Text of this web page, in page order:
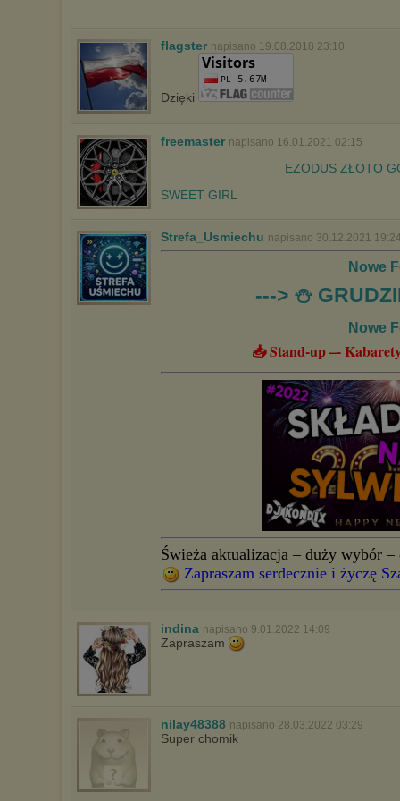
urządzeniu końcowym. Można również usunąć pliki cookies,
dokonując odpowiednich zmian w ustawieniach przeglądarki
Pełną informację na ten temat znajdziesz pod adresem
http://chomikuj.pl/PolitykaPrywatnosci.aspx
flagster napisano 19.08.2018 23:10
Dzięki
freemaster napisano 16.01.2021 02:15
EZODUS ZŁOTO
SWEET GIRL
Strefa_Usmiechu napisano 30.12.2021
Nowe
---> ⛄️
Nowe
📥 Stand-up –-
Świeża aktualizacja – duży wybór –
Zapraszam serdecznie i życzę
indina napisano 9.01.2022 14:09
Zapraszam
nilay48388 napisano 28.03.2022 03:29
Super chomik